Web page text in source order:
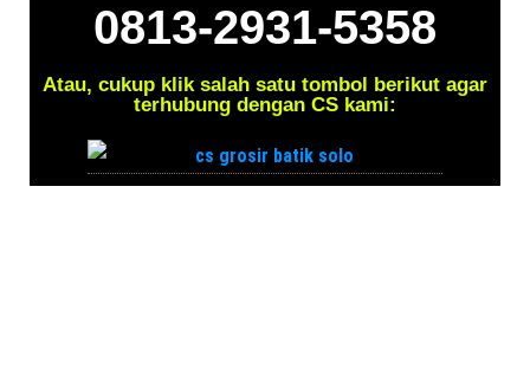
0813-2931-5358
Atau, cukup klik salah satu tombol berikut agar
terhubung dengan CS kami: